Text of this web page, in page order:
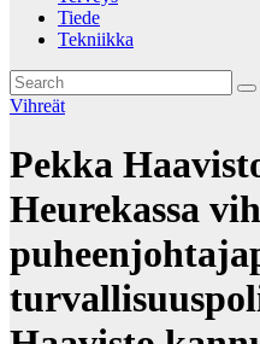
Tiede
Tekniikka
Vihreät
Pekka
Heurekassa